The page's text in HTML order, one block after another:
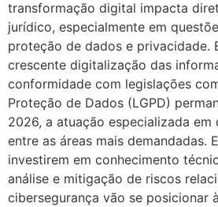
transformação digital impacta
jurídico, especialmente em
proteção de dados e privacidade.
crescente digitalização das
conformidade com legislações
Proteção de Dados (LGPD)
2026, a atuação especializada
entre as áreas mais demandadas.
investirem em conhecimento
análise e mitigação de riscos
cibersegurança vão se posicionar